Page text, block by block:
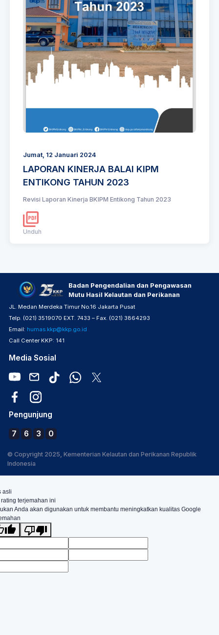
Jumat, 12 Januari 2024
LAPORAN KINERJA BALAI KIPM
ENTIKONG TAHUN 2023
Revisi Laporan Kinerja BKIPM Entikong Tahun 2023
Unduh
Badan Pengendalian dan Pengawasan
Mutu Hasil Kelautan dan Perikanan
JL. Medan Merdeka Timur No.16 Jakarta Pusat
Telp. (021) 3519070 EXT. 7433 – Fax. (021) 3864293
Email: humas.kkp@kkp.go.id
Call Center KKP: 141
Media Sosial
Pengunjung
7 6 3 0
© Copyright 2025, Kementerian Kelautan dan Perikanan Republik
Indonesia
asli
terjemahan ini
Anda akan digunakan untuk membantu meningkatkan kualitas Google